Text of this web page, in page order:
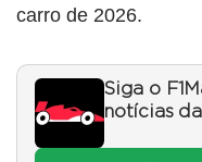
carro de 2026.
Siga o
notícias